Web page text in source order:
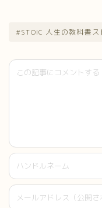
#STOIC 人生の教科書ス